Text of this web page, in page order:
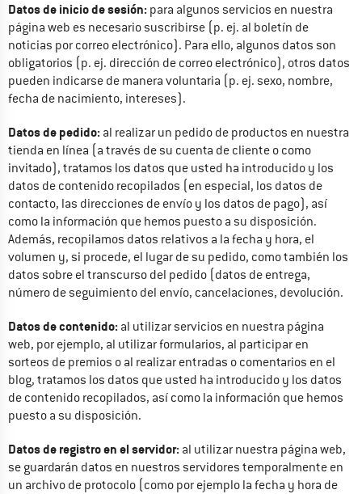
Datos de inicio de sesión: para algunos servicios en nuestra
página web es necesario suscribirse (p. ej. al boletín de
noticias por correo electrónico). Para ello, algunos datos son
obligatorios (p. ej. dirección de correo electrónico), otros datos
pueden indicarse de manera voluntaria (p. ej. sexo, nombre,
fecha de nacimiento, intereses).
Datos de pedido: al realizar un pedido de productos en nuestra
tienda en línea (a través de su cuenta de cliente o como
invitado), tratamos los datos que usted ha introducido y los
datos de contenido recopilados (en especial, los datos de
contacto, las direcciones de envío y los datos de pago), así
como la información que hemos puesto a su disposición.
Además, recopilamos datos relativos a la fecha y hora, el
volumen y, si procede, el lugar de su pedido, como también los
datos sobre el transcurso del pedido (datos de entrega,
número de seguimiento del envío, cancelaciones, devolución.
Datos de contenido: al utilizar servicios en nuestra página
web, por ejemplo, al utilizar formularios, al participar en
sorteos de premios o al realizar entradas o comentarios en el
blog, tratamos los datos que usted ha introducido y los datos
de contenido recopilados, así como la información que hemos
puesto a su disposición.
Datos de registro en el servidor: al utilizar nuestra página web,
se guardarán datos en nuestros servidores temporalmente en
un archivo de protocolo (como por ejemplo la fecha y hora de